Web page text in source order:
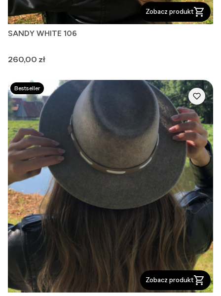
Zobacz produkt
SANDY WHITE 106
Cena
260,00 zł
Bestseller
Zobacz produkt